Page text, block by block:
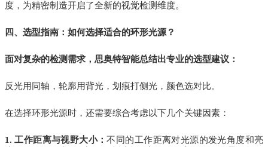
度，为精密制造开启了全新的视觉检测维度。
四、选型指南：如何选择适合的环形光源？
面对复杂的检测需求，思奥特智能总结出专业的选型建议：
反光用同轴，轮廓用背光，划痕打侧光，颜色选对比。
在选择环形光源时，还需要综合考虑以下几个关键因素：
1. 工作距离与视野大小：不同的工作距离对光源的发光角度和亮